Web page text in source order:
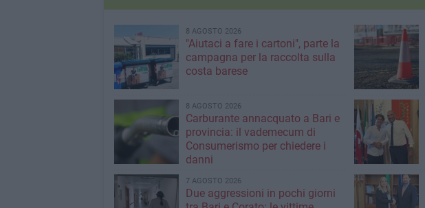
8 AGOSTO 2026
"Aiutaci a fare i cartoni", parte la
campagna per la raccolta sulla
costa barese
8 AGOSTO 2026
Carburante annacquato a Bari e
provincia: il vademecum di
Consumerismo per chiedere i
danni
7 AGOSTO 2026
Due aggressioni in pochi giorni